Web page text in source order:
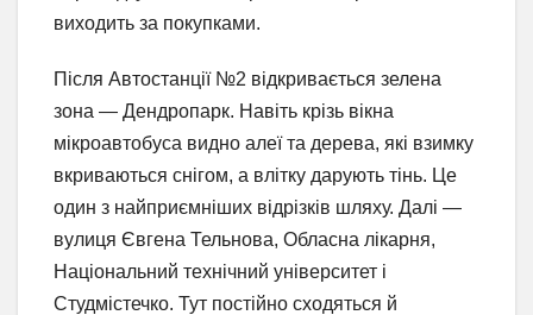
виходить за покупками.
Після Автостанції №2 відкривається зелена
зона — Дендропарк. Навіть крізь вікна
мікроавтобуса видно алеї та дерева, які взимку
вкриваються снігом, а влітку дарують тінь. Це
один з найприємніших відрізків шляху. Далі —
вулиця Євгена Тельнова, Обласна лікарня,
Національний технічний університет і
Студмістечко. Тут постійно сходяться й